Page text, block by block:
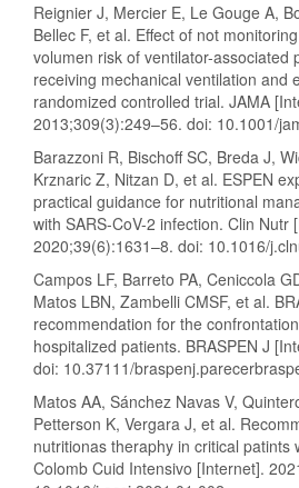
Reignier J, Mercier E, Le Gouge A,
Bellec F, et al. Effect of not
volumen risk of ventilator-associated
receiving mechanical ventilation and
randomized controlled trial. JAMA
2013;309(3):249–56. doi: 10.1001/
Barazzoni R, Bischoff SC, Breda J,
Krznaric Z, Nitzan D, et al. ESPEN
practical guidance for nutritional
with SARS-CoV-2 infection. Clin Nutr
2020;39(6):1631–8. doi: 10.1016/
Campos LF, Barreto PA, Ceniccola
Matos LBN, Zambelli CMSF, et al.
recommendation for the
hospitalized patients. BRASPEN J
doi: 10.37111/
Matos AA, Sánchez Navas V,
Petterson K, Vergara J, et al.
nutritionas theraphy in critical patints
Colomb Cuid Intensivo [Internet].